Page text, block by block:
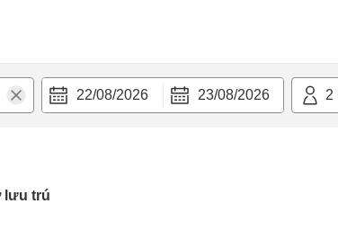
22/08/2026 23/08/2026 2
lưu trú